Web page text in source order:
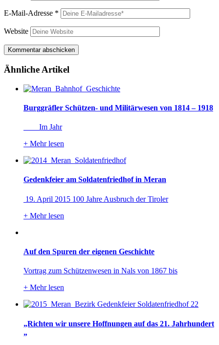
E-Mail-Adresse *
Website
Ähnliche Artikel
Burggräfler Schützen- und Militärwesen von 1814 – 1918
Im Jahr
+ Mehr lesen
Gedenkfeier am Soldatenfriedhof in Meran
19. April 2015 100 Jahre Ausbruch der Tiroler
+ Mehr lesen
Auf den Spuren der eigenen Geschichte
Vortrag zum Schützenwesen in Nals von 1867 bis
+ Mehr lesen
„Richten wir unsere Hoffnungen auf das 21. Jahrhundert
„